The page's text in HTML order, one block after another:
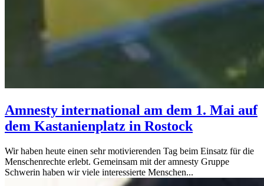
Amnesty international am dem 1. Mai auf
dem Kastanienplatz in Rostock
Wir haben heute einen sehr motivierenden Tag beim Einsatz für die
Menschenrechte erlebt. Gemeinsam mit der amnesty Gruppe
Schwerin haben wir viele interessierte Menschen...